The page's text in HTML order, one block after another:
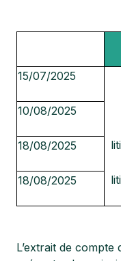
15/07/2025
10/08/2025
18/08/2025
18/08/2025
L’extrait de